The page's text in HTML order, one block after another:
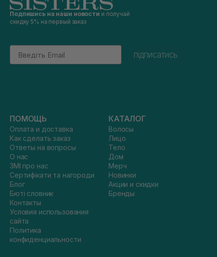
Подпишись на наши новости и получай
скидку 5% на первый заказ
Email
підписатись
ПОМОЩЬ
Оплата и доставка
Как сделать заказ
Ответы на вопросы
О нас
ЗМІ про нас
Сертифікати та нагороди
Блог
Бюті словник
Контакты
Условия использования
сайта
Политика
конфиденциальности
КАТАЛОГ
Волосы
Лицо
Тело
Дом
Мерч
Новинки
Акции и скидки
Бренды